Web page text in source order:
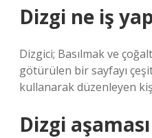
Dizgi ne iş
Dizgici; Basılmak ve
götürülen bir sayfayı
kullanarak düzenleyen
Dizgi